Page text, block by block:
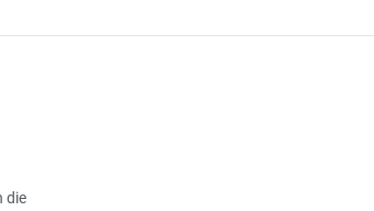
die